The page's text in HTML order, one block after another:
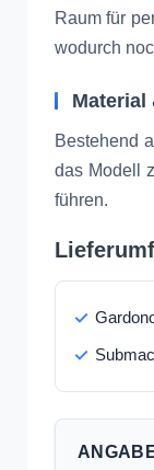
Raum für
wodurch
Material
Bestehend
das Modell
führen.